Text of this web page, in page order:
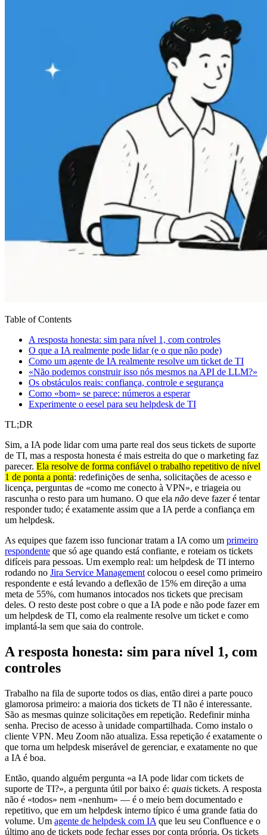
Table of Contents
A resposta honesta: sim para nível 1, com controles
O que a IA realmente pode lidar (e o que não pode)
Como um agente de IA realmente resolve um ticket de TI
«Não podemos construir isso nós mesmos na API de LLM?»
Os obstáculos reais: confiança, controle e segurança
Como «bom» se parece: números a esperar
Experimente o eesel para seu helpdesk de TI
TL;DR
Sim, a IA pode lidar com uma parte real dos seus tickets de suporte
de TI, mas a resposta honesta é mais estreita do que o marketing faz
parecer. Ela resolve de forma confiável o trabalho repetitivo de nível
1 de ponta a ponta: redefinições de senha, solicitações de acesso e
licença, perguntas de «como me conecto à VPN», e triageia ou
rascunha o resto para um humano. O que ela não deve fazer é tentar
responder tudo; é exatamente assim que a IA perde a confiança em
um helpdesk.
As equipes que fazem isso funcionar tratam a IA como um primeiro
respondente que só age quando está confiante, e roteiam os tickets
difíceis para pessoas. Um exemplo real: um helpdesk de TI interno
rodando no Jira Service Management colocou o eesel como primeiro
respondente e está levando a deflexão de 15% em direção a uma
meta de 55%, com humanos intocados nos tickets que precisam
deles. O resto deste post cobre o que a IA pode e não pode fazer em
um helpdesk de TI, como ela realmente resolve um ticket e como
implantá-la sem que saia do controle.
A resposta honesta: sim para nível 1, com
controles
Trabalho na fila de suporte todos os dias, então direi a parte pouco
glamorosa primeiro: a maioria dos tickets de TI não é interessante.
São as mesmas quinze solicitações em repetição. Redefinir minha
senha. Preciso de acesso à unidade compartilhada. Como instalo o
cliente VPN. Meu Zoom não atualiza. Essa repetição é exatamente o
que torna um helpdesk miserável de gerenciar, e exatamente no que
a IA é boa.
Então, quando alguém pergunta «a IA pode lidar com tickets de
suporte de TI?», a pergunta útil por baixo é: quais tickets. A resposta
não é «todos» nem «nenhum» — é o meio bem documentado e
repetitivo, que em um helpdesk interno típico é uma grande fatia do
volume. Um agente de helpdesk com IA que leu seu Confluence e o
último ano de tickets pode fechar esses por conta própria. Os tickets